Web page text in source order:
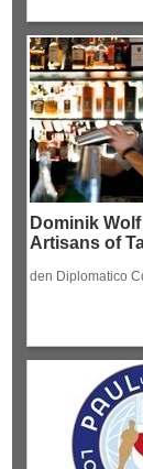
Dominik
Artisans of
den Diplomatico